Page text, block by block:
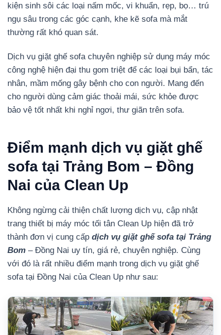
kiện sinh sôi các loại nấm mốc, vi khuẩn, rẹp, bọ… trú
ngụ sâu trong các góc cạnh, khe kẽ sofa mà mắt
thường rất khó quan sát.
Dịch vụ giặt ghế sofa chuyên nghiệp sử dụng máy móc
công nghệ hiện đại thu gom triệt để các loại bụi bẩn, tác
nhân, mầm mống gây bệnh cho con người. Mang đến
cho người dùng cảm giác thoải mái, sức khỏe được
bảo vệ tốt nhất khi nghỉ ngơi, thư giãn trên sofa.
Điểm mạnh dịch vụ giặt ghế
sofa tại Trảng Bom – Đồng
Nai của Clean Up
Không ngừng cải thiện chất lượng dịch vụ, cập nhật
trang thiết bị máy móc tối tân Clean Up hiện đã trở
thành đơn vị cung cấp dịch vụ giặt ghế sofa tại Trảng
Bom – Đồng Nai uy tín, giá rẻ, chuyên nghiệp. Cùng
với đó là rất nhiều điểm mạnh trong dịch vụ giặt ghế
sofa tại Đồng Nai của Clean Up như sau: